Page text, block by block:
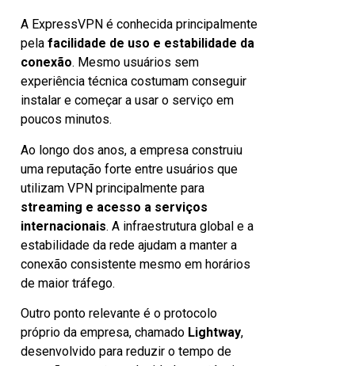
A ExpressVPN é conhecida principalmente
pela facilidade de uso e estabilidade da
conexão. Mesmo usuários sem
experiência técnica costumam conseguir
instalar e começar a usar o serviço em
poucos minutos.
Ao longo dos anos, a empresa construiu
uma reputação forte entre usuários que
utilizam VPN principalmente para
streaming e acesso a serviços
internacionais. A infraestrutura global e a
estabilidade da rede ajudam a manter a
conexão consistente mesmo em horários
de maior tráfego.
Outro ponto relevante é o protocolo
próprio da empresa, chamado Lightway,
desenvolvido para reduzir o tempo de